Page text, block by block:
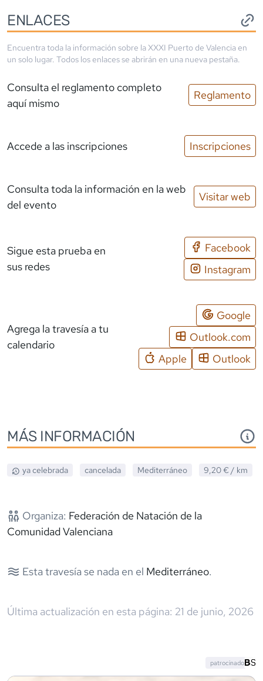
ENLACES
Encuentra toda la información sobre laXXXI Puerto de Valencia en
un solo lugar. Todos los enlaces se abrirán en una nueva pestaña.
Consulta el reglamento completo
aquí mismo
Reglamento
Accede a las inscripciones Inscripciones
Consulta toda la información en la web
del evento
Visitar web
Sigue esta prueba en
sus redes
Facebook
Instagram
Agrega la travesía a tu
calendario
Google
Outlook.com
Apple
Outlook
MÁS INFORMACIÓN
ya celebrada cancelada Mediterráneo 9,20 € / km
Organiza: Federación de Natación de la
Comunidad Valenciana
Esta travesía se nada en el Mediterráneo.
Última actualización en esta página: 21 de junio, 2026
patrocinado